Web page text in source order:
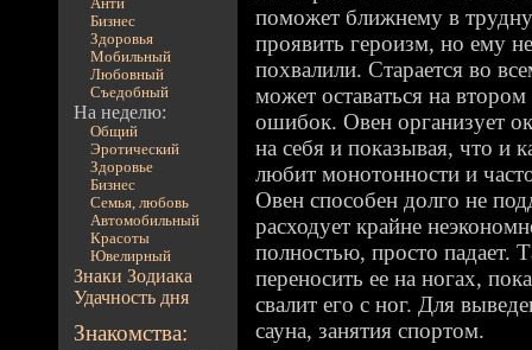
Анти
Бизнес
Здоровья
Мобильный
Любовный
Съедобный
На неделю:
Общий
Эротический
Здоровье
Бизнес
Семья, любовь
Автомобильный
Красоты
Ювелирный
Знаки Зодиака
Удачность дня
Знакомства:
поможет ближнему в
проявить героизм, но ему
похвалили. Старается во
может оставаться на
ошибок. Овен организует
на себя и показывая, что и
любит монотонности и
Овен способен долго не
расходует крайне
полностью, просто падает.
переносить ее на ногах,
свалит его с ног. Для
сауна, занятия спортом.